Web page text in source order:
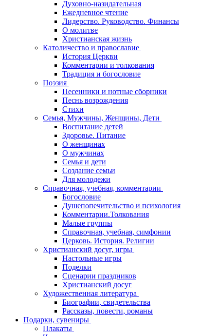
Духовно-назидательная
Ежедневное чтение
Лидерство. Руководство. Финансы
О молитве
Христианская жизнь
Католичество и православие
История Церкви
Комментарии и толкования
Традиция и богословие
Поэзия
Песенники и нотные сборники
Песнь возрождения
Стихи
Семья, Мужчины, Женщины, Дети
Воспитание детей
Здоровье. Питание
О женщинах
О мужчинах
Семья и дети
Создание семьи
Для молодежи
Справочная, учебная, комментарии
Богословие
Душепопечительство и психология
Комментарии.Толкования
Малые группы
Справочная, учебная, симфонии
Церковь. История. Религии
Христианский досуг, игры
Настольные игры
Поделки
Сценарии праздников
Христианский досуг
Художественная литература
Биографии, свидетельства
Рассказы, повести, романы
Подарки, сувениры
Плакаты